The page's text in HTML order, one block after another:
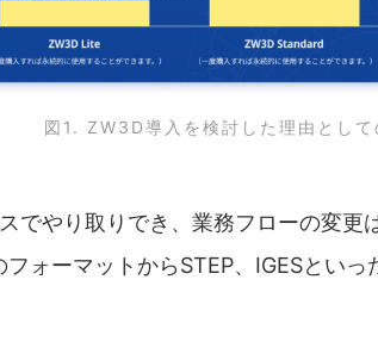
図1. ZW3D導入を検討した理由として
でやり取りでき、業務フローの変
ォーマットからSTEP、IGESといっ